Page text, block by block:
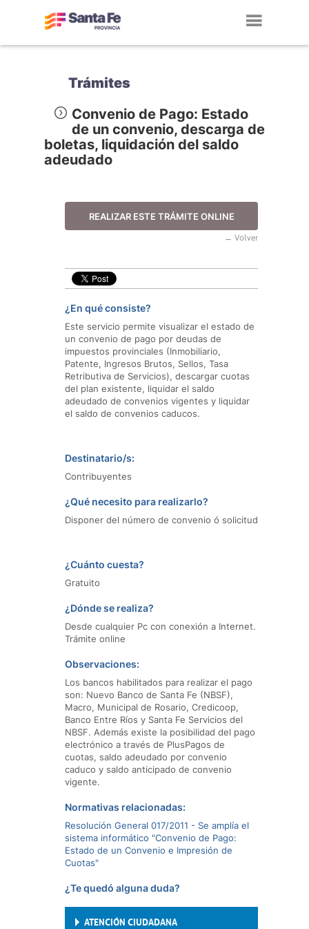
Trámites
Convenio de Pago: Estado
de un convenio, descarga de
boletas, liquidación del saldo
adeudado
REALIZAR ESTE TRÁMITE ONLINE
← Volver
¿En qué consiste?
Este servicio permite visualizar el estado de
un convenio de pago por deudas de
impuestos provinciales (Inmobiliario,
Patente, Ingresos Brutos, Sellos, Tasa
Retributiva de Servicios), descargar cuotas
del plan existente, liquidar el saldo
adeudado de convenios vigentes y liquidar
el saldo de convenios caducos.
Destinatario/s:
Contribuyentes
¿Qué necesito para realizarlo?
Disponer del número de convenio ó solicitud
¿Cuánto cuesta?
Gratuito
¿Dónde se realiza?
Desde cualquier Pc con conexión a Internet.
Trámite online
Observaciones:
Los bancos habilitados para realizar el pago
son: Nuevo Banco de Santa Fe (NBSF),
Macro, Municipal de Rosario, Credicoop,
Banco Entre Ríos y Santa Fe Servicios del
NBSF. Además existe la posibilidad del pago
electrónico a través de PlusPagos de
cuotas, saldo adeudado por convenio
caduco y saldo anticipado de convenio
vigente.
Normativas relacionadas:
Resolución General 017/2011 - Se amplía el
sistema informático "Convenio de Pago:
Estado de un Convenio e Impresión de
Cuotas"
¿Te quedó alguna duda?
ATENCIÓN CIUDADANA